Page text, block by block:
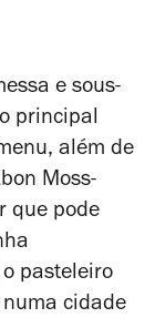
e sous-
principal
além de
Moss-
que pode
pasteleiro
numa cidade